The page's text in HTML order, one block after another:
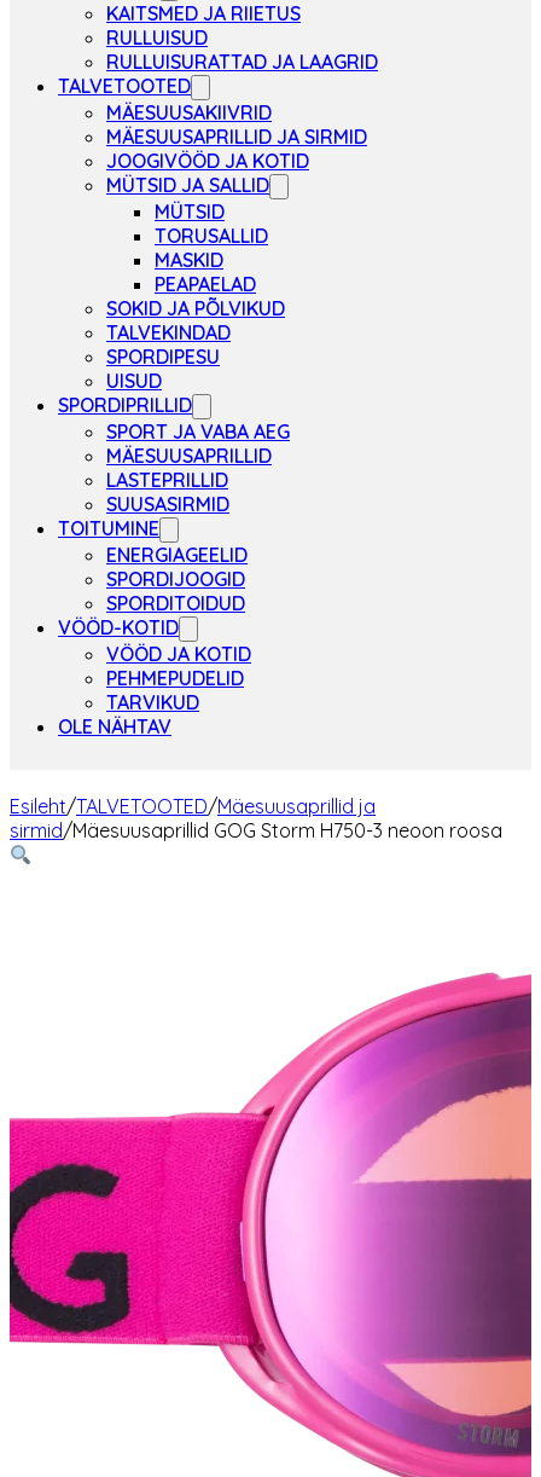
KAITSMED JA RIIETUS
RULLUISUD
RULLUISURATTAD JA LAAGRID
TALVETOOTED
MÄESUUSAKIIVRID
MÄESUUSAPRILLID JA SIRMID
JOOGIVÖÖD JA KOTID
MÜTSID JA SALLID
MÜTSID
TORUSALLID
MASKID
PEAPAELAD
SOKID JA PÕLVIKUD
TALVEKINDAD
SPORDIPESU
UISUD
SPORDIPRILLID
SPORT JA VABA AEG
MÄESUUSAPRILLID
LASTEPRILLID
SUUSASIRMID
TOITUMINE
ENERGIAGEELID
SPORDIJOOGID
SPORDITOIDUD
VÖÖD-KOTID
VÖÖD JA KOTID
PEHMEPUDELID
TARVIKUD
OLE NÄHTAV
Esileht/TALVETOOTED/Mäesuusaprillid ja
sirmid/Mäesuusaprillid GOG Storm H750-3 neoon roosa